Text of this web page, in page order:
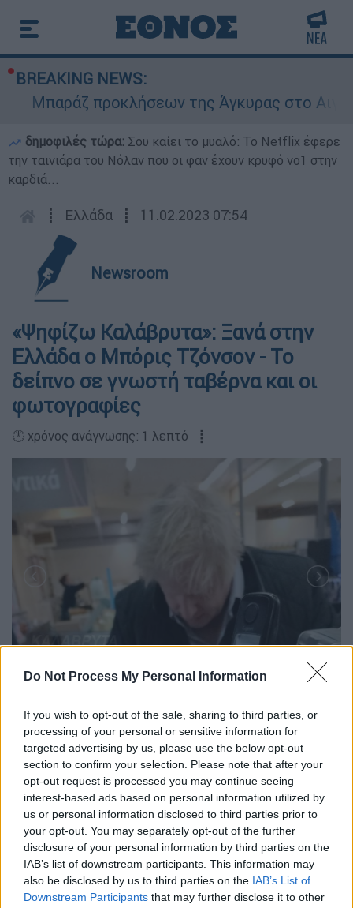
Do Not Process My Personal Information
If you wish to opt-out of the sale, sharing to third parties, or
processing of your personal or sensitive information for
targeted advertising by us, please use the below opt-out
section to confirm your selection. Please note that after your
opt-out request is processed you may continue seeing
interest-based ads based on personal information utilized by
us or personal information disclosed to third parties prior to
your opt-out. You may separately opt-out of the further
disclosure of your personal information by third parties on the
IAB’s list of downstream participants. This information may
also be disclosed by us to third parties on the IAB’s List of
Downstream Participants that may further disclose it to other
BREAKING NEWS:
Μπαράζ προκλήσεων της Άγκυρας στο Αιγαίο:
δημοφιλές τώρα: Σου καίει το μυαλό: Το Netflix έφερε
την ταινιάρα του Νόλαν που οι φαν έχουν κρυφό νο1 στην
καρδιά...
┋ Ελλάδα ┋ 11.02.2023 07:54
Newsroom
«Ψηφίζω Καλάβρυτα»: Ξανά στην
Ελλάδα ο Μπόρις Τζόνσον - Το
δείπνο σε γνωστή ταβέρνα και οι
φωτογραφίες
🕛 χρόνος ανάγνωσης: 1 λεπτό ┋
Προσθέστε το ΕΘΝΟΣ στη Google
Ξανά στην Ελλάδαβρίσκεται ο πρώην
πρωθυπουργός της Βρετανίας,Μπόρις
Τζόνσον, ο οποίος έχει ιδιαίτερη «αδυναμία»
στη χώρα μας και ταξιδεύει συχνά σε αυτή.
Αυτή τη φορά, επισκέπτεται ταΚαλάβρυτα.